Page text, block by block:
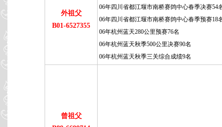
外祖父
B01-6527355
06年四川省都江堰市南桥赛鸽中心春季决赛54
06年四川省都江堰市南桥赛鸽中心春季预赛18
06年杭州蓝天280公里预赛76名
06年杭州蓝天秋季500公里决赛90名
06年杭州蓝天秋季三关综合成绩9名
曾祖父